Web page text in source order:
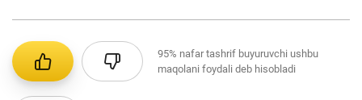
95% nafar tashrif buyuruvchi ushbu
maqolani foydali deb hisobladi